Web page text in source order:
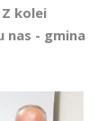
kolei
nas - gmina